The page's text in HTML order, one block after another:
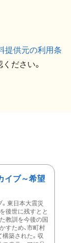
提供元の利用条
ださい。
イブ～希望
東日本大震災
後世に残すとと
教訓を今後の国
すため、市町村
築された。収